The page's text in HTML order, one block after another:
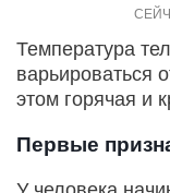
Температура
варьироваться
этом горячая и
Первые